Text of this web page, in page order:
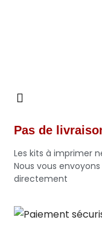
Pas de
Les kits à imprimer
Nous vous
directement